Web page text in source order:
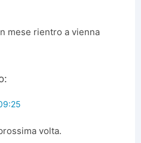
mese rientro a vienna
volta.